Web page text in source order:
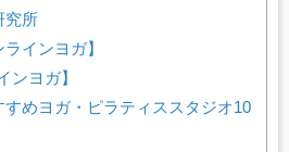
究所
インヨガ】
ンヨガ】
めヨガ・ピラティススタジオ10